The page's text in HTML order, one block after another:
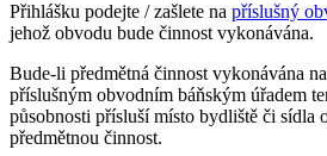
Přihlášku podejte / zašlete na příslušný
jehož obvodu bude činnost vykonávána.
Bude-li předmětná činnost vykonávána
příslušným obvodním báňským úřadem
působnosti přísluší místo bydliště či sídla
předmětnou činnost.